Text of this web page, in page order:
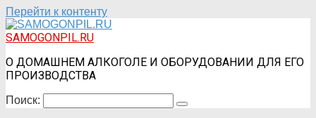
Перейти к контенту
SAMOGONPIL.RU
О ДОМАШНЕМ АЛКОГОЛЕ И ОБОРУДОВАНИИ ДЛЯ ЕГО
ПРОИЗВОДСТВА
Поиск: